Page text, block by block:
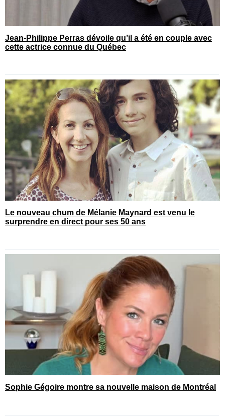
Jean-Philippe Perras dévoile qu’il a été en couple avec
cette actrice connue du Québec
Le nouveau chum de Mélanie Maynard est venu le
surprendre en direct pour ses 50 ans
Sophie Gégoire montre sa nouvelle maison de Montréal